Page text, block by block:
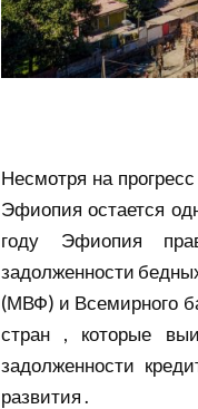
Несмотря на
Эфиопия остается
году Эфиопия
задолженности
(МВФ) и Всемирного
стран , которые
задолженности
развития .